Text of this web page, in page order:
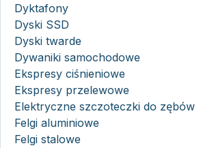
Dyktafony
Dyski SSD
Dyski twarde
Dywaniki samochodowe
Ekspresy ciśnieniowe
Ekspresy przelewowe
Elektryczne szczoteczki do zębów
Felgi aluminiowe
Felgi stalowe